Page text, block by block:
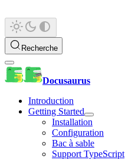
Recherche
Docusaurus
Introduction
Getting Started
Installation
Configuration
Bac à sable
Support TypeScript